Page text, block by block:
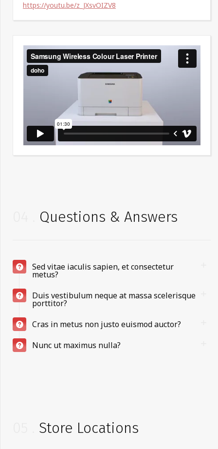
https://youtu.be/z_JXsvOIZV8
Questions & Answers
Sed vitae iaculis sapien, et consectetur
metus?
Duis vestibulum neque at massa scelerisque
porttitor?
Cras in metus non justo euismod auctor?
Nunc ut maximus nulla?
Store Locations